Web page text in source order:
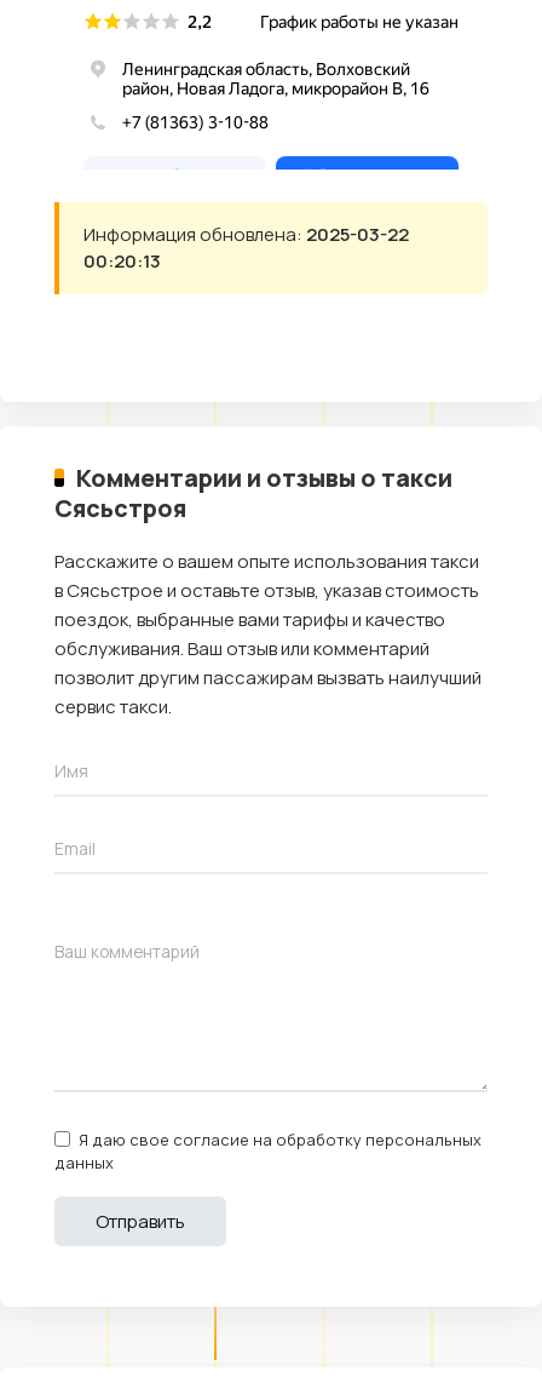
Информация обновлена: 2025-03-22
00:20:13
Комментарии и отзывы о такси
Сясьстроя
Расскажите о вашем опыте использования такси
в Сясьстрое и оставьте отзыв, указав стоимость
поездок, выбранные вами тарифы и качество
обслуживания. Ваш отзыв или комментарий
позволит другим пассажирам вызвать наилучший
сервис такси.
Я даю свое согласие на обработку персональных
данных